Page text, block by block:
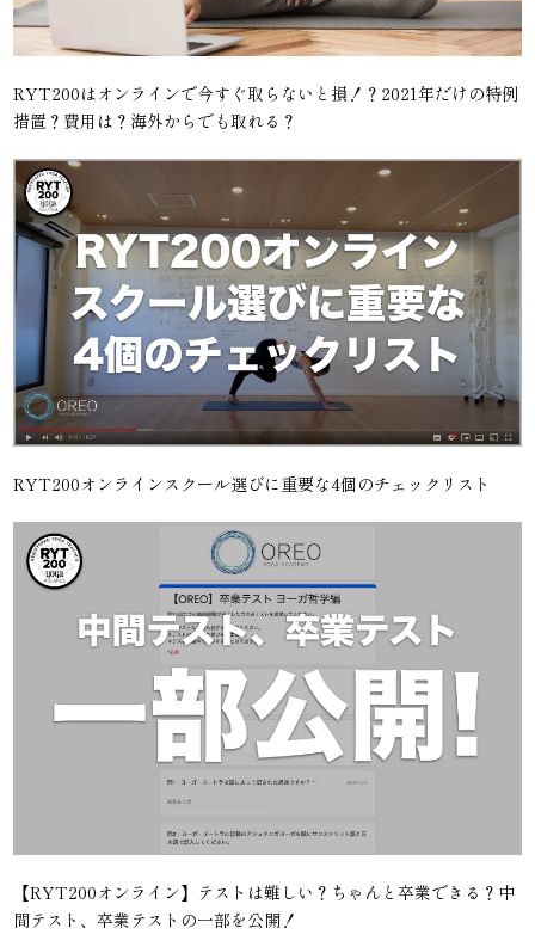
RYT200はオンラインで今すぐ取らないと損！？2021年だけの特例
措置？費用は？海外からでも取れる？
RYT200オンラインスクール選びに重要な4個のチェックリスト
【RYT200オンライン】テストは難しい？ちゃんと卒業できる？中
間テスト、卒業テストの一部を公開！